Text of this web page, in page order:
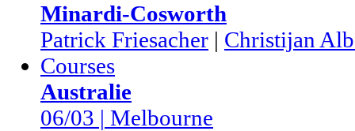
Minardi-Cosworth
Patrick Friesacher | Christijan
Courses
Australie
06/03 | Melbourne